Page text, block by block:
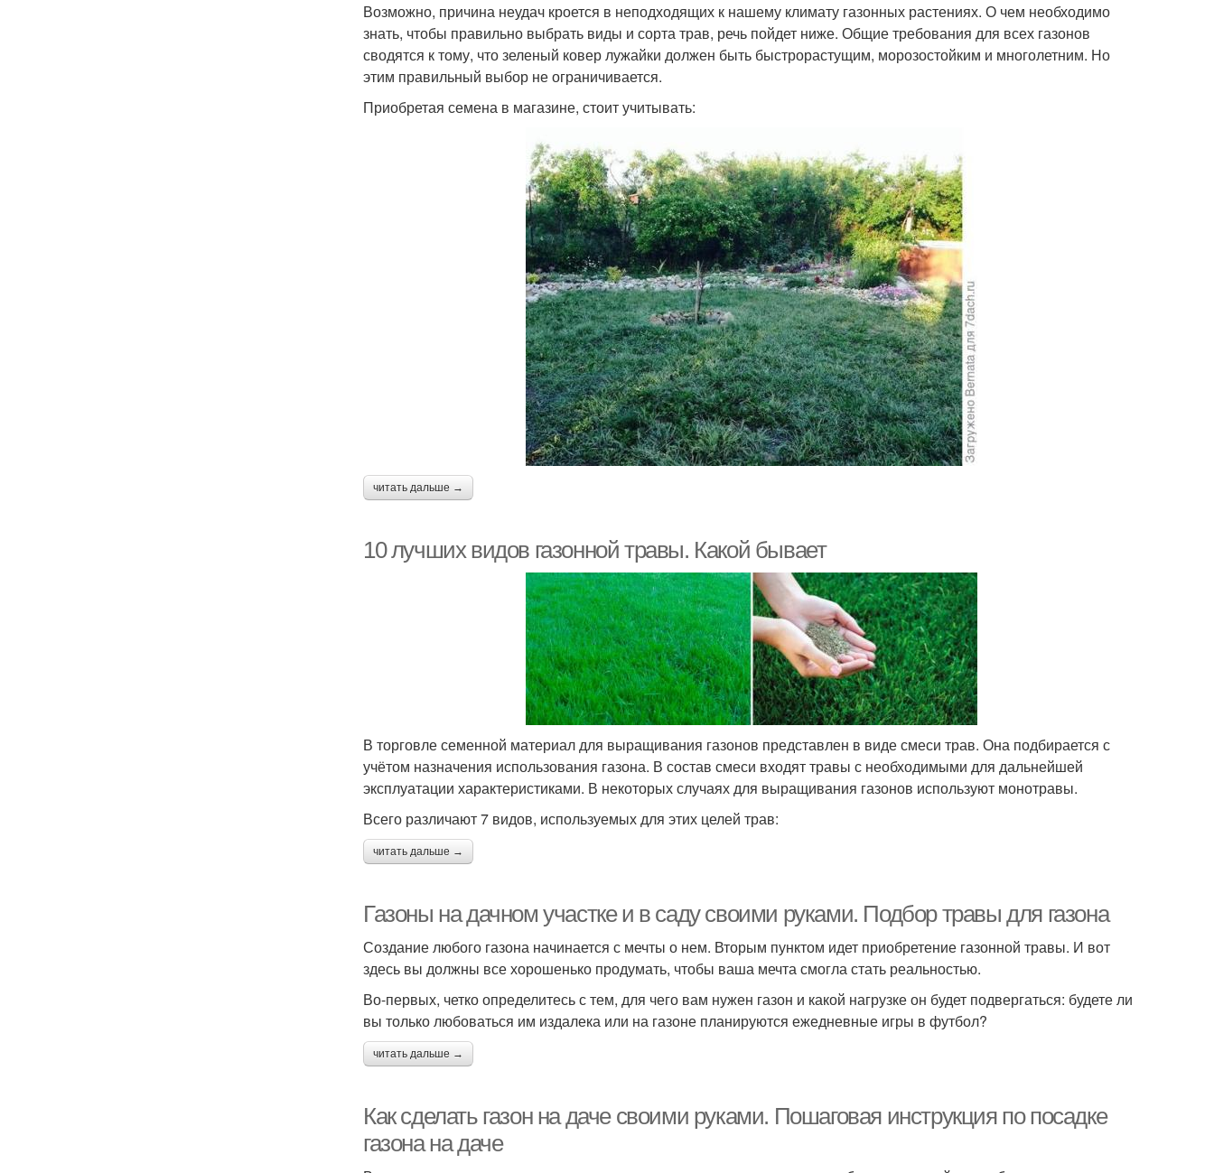
Возможно, причина неудач кроется в неподходящих к нашему климату газонных растениях. О чем необходимо
знать, чтобы правильно выбрать виды и сорта трав, речь пойдет ниже. Общие требования для всех газонов
сводятся к тому, что зеленый ковер лужайки должен быть быстрорастущим, морозостойким и многолетним. Но
этим правильный выбор не ограничивается.
Приобретая семена в магазине, стоит учитывать:
читать дальше →
10 лучших видов газонной травы. Какой бывает
В торговле семенной материал для выращивания газонов представлен в виде смеси трав. Она подбирается с
учётом назначения использования газона. В состав смеси входят травы с необходимыми для дальнейшей
эксплуатации характеристиками. В некоторых случаях для выращивания газонов используют монотравы.
Всего различают 7 видов, используемых для этих целей трав:
читать дальше →
Газоны на дачном участке и в саду своими руками. Подбор травы для газона
Создание любого газона начинается с мечты о нем. Вторым пунктом идет приобретение газонной травы. И вот
здесь вы должны все хорошенько продумать, чтобы ваша мечта смогла стать реальностью.
Во-первых, четко определитесь с тем, для чего вам нужен газон и какой нагрузке он будет подвергаться: будете ли
вы только любоваться им издалека или на газоне планируются ежедневные игры в футбол?
читать дальше →
Как сделать газон на даче своими руками. Пошаговая инструкция по посадке
газона на даче